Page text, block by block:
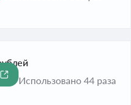
Использовано 44 раза